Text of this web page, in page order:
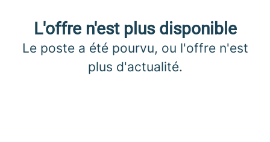
L'offre n'est plus disponible
Le poste a été pourvu, ou l'offre n'est
plus d'actualité.